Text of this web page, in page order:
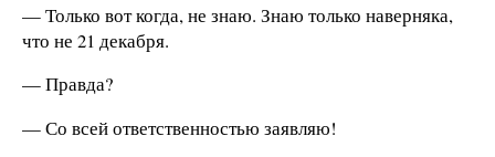
— Только вот когда, не знаю. Знаю только наверняка,
что не 21 декабря.
— Правда?
— Со всей ответственностью заявляю!